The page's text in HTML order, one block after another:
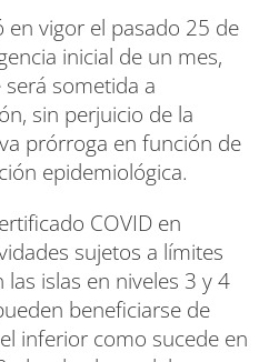
en vigor el pasado 25 de
inicial de un mes,
sometida a
sin perjuicio de la
prórroga en función de
epidemiológica.
COVID en
sujetos a límites
islas en niveles 3 y 4
beneficiarse de
inferior como sucede en